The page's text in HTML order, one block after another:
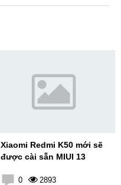
Xiaomi Redmi K50 mới sẽ
được cài sẵn MIUI 13
0 2893